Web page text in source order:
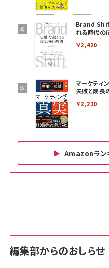
Brand
れる時代の
￥2,420
マーケティ
失敗と成長
￥2,200
Amazonラン
￥880
anan(アンア
スペシャルエデ
サポート正規
NIMASO ガラ
サポート正規
Amazon eギ
編集部からのおしらせ